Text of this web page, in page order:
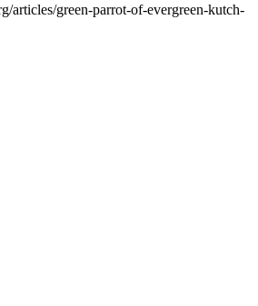
articles/green-parrot-of-evergreen-kutch-